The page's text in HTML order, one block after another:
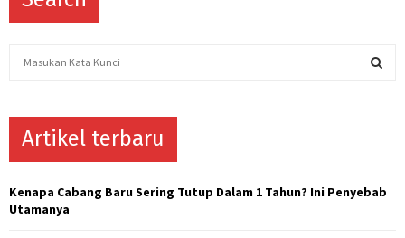
o
r
Artikel terbaru
Kenapa Cabang Baru Sering Tutup Dalam 1 Tahun? Ini Penyebab
Utamanya